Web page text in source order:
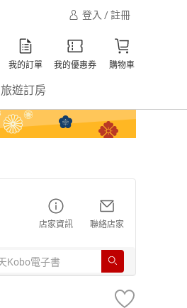
登入 / 註冊
我的訂單 我的優惠券 購物車
旅遊訂房
店家資訊 聯絡店家